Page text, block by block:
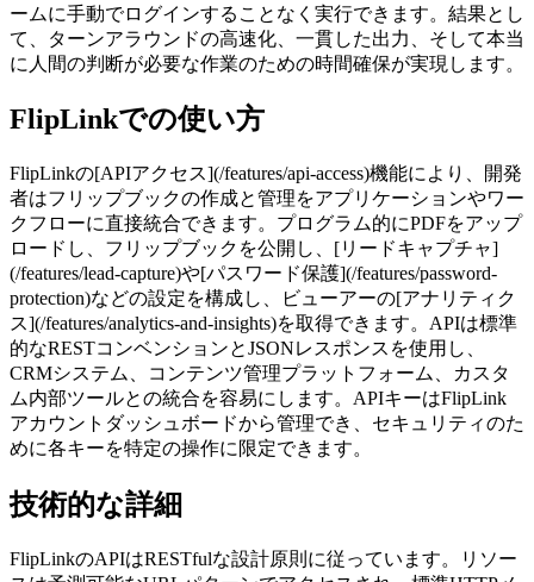
ームに手動でログインすることなく実行できます。結果とし
て、ターンアラウンドの高速化、一貫した出力、そして本当
に人間の判断が必要な作業のための時間確保が実現します。
FlipLinkでの使い方
FlipLinkの[APIアクセス](/features/api-access)機能により、開発
者はフリップブックの作成と管理をアプリケーションやワー
クフローに直接統合できます。プログラム的にPDFをアップ
ロードし、フリップブックを公開し、[リードキャプチャ]
(/features/lead-capture)や[パスワード保護](/features/password-
protection)などの設定を構成し、ビューアーの[アナリティク
ス](/features/analytics-and-insights)を取得できます。APIは標準
的なRESTコンベンションとJSONレスポンスを使用し、
CRMシステム、コンテンツ管理プラットフォーム、カスタ
ム内部ツールとの統合を容易にします。APIキーはFlipLink
アカウントダッシュボードから管理でき、セキュリティのた
めに各キーを特定の操作に限定できます。
技術的な詳細
FlipLinkのAPIはRESTfulな設計原則に従っています。リソー